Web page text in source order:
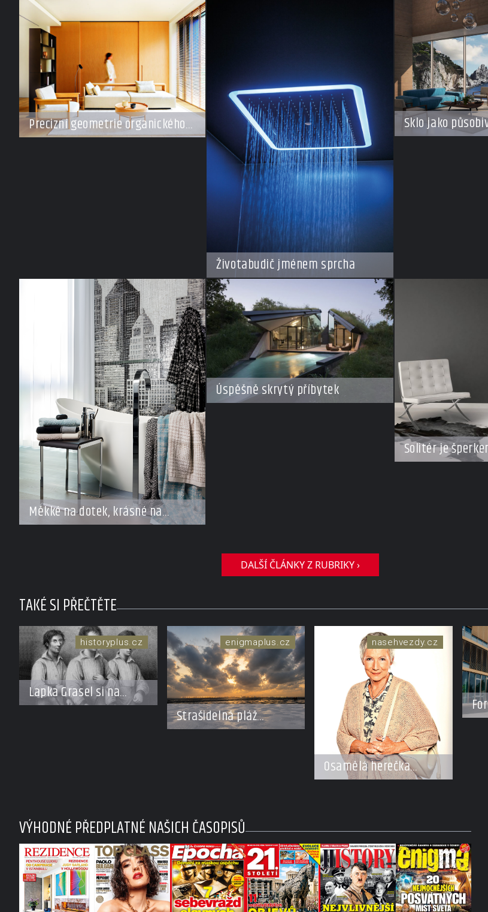
Precizní geometrie organického
klidu
Životabudič jménem sprcha
Sklo jako
architektonický
Měkké na dotek, krásné na
pohled
Úspěšně skrytý příbytek
Solitér je
DALŠÍ ČLÁNKY Z RUBRIKY ›
TAKÉ SI PŘEČTĚTE
Lapka Grasel si na
panstvo netroufl?
historyplus.cz
Strašidelná pláž
Dumas: Je černý písek
enigmaplus.cz
Osamělá herečka
Syslová všechno
nasehvezdy.cz
do
VÝHODNÉ PŘEDPLATNÉ NAŠICH ČASOPISŮ